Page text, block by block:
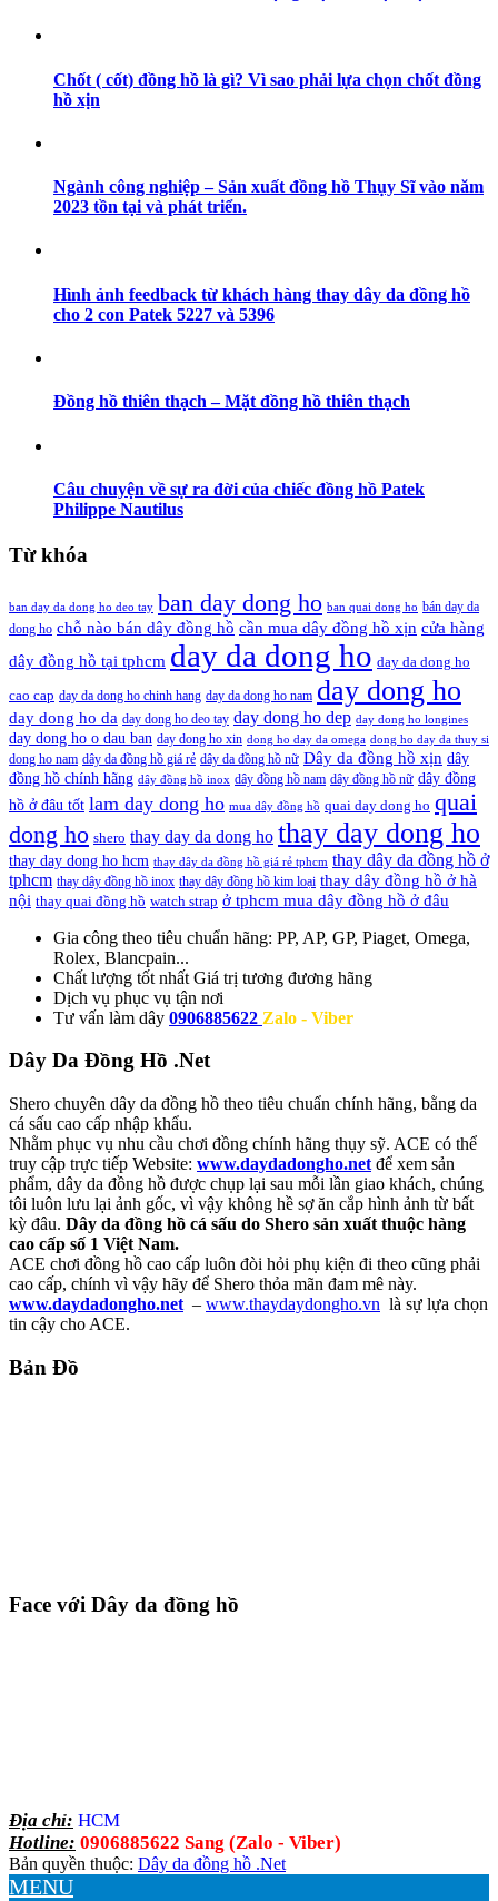
Chốt ( cốt) đồng hồ là gì? Vì sao phải lựa chọn chốt đồng
hồ xịn
Ngành công nghiệp – Sản xuất đồng hồ Thụy Sĩ vào năm
2023 tồn tại và phát triển.
Hình ảnh feedback từ khách hàng thay dây da đồng hồ
cho 2 con Patek 5227 và 5396
Đồng hồ thiên thạch – Mặt đồng hồ thiên thạch
Câu chuyện về sự ra đời của chiếc đồng hồ Patek
Philippe Nautilus
Từ khóa
ban day da dong ho deo tay ban day dong ho ban quai dong ho bán day da
dong ho chỗ nào bán dây đồng hồ cần mua dây đồng hồ xịn cửa hàng
dây đồng hồ tại tphcm day da dong ho day da dong ho
cao cap day da dong ho chinh hang day da dong ho nam day dong ho
day dong ho da day dong ho deo tay day dong ho dep day dong ho longines
day dong ho o dau ban day dong ho xin dong ho day da omega dong ho day da thuy si
dong ho nam dây da đồng hồ giá rẻ dây da đồng hồ nữ Dây da đồng hồ xịn dây
đồng hồ chính hãng dây đồng hồ inox dây đồng hồ nam dây đồng hồ nữ dây đồng
hồ ở đâu tốt lam day dong ho mua dây đồng hồ quai day dong ho quai
dong ho shero thay day da dong ho thay day dong ho
thay day dong ho hcm thay dây da đồng hồ giá rẻ tphcm thay dây da đồng hồ ở
tphcm thay dây đồng hồ inox thay dây đồng hồ kim loại thay dây đồng hồ ở hà
nội thay quai đồng hồ watch strap ở tphcm mua dây đồng hồ ở đâu
Gia công theo tiêu chuẩn hãng: PP, AP, GP, Piaget, Omega,
Rolex, Blancpain...
Chất lượng tốt nhất Giá trị tương đương hãng
Dịch vụ phục vụ tận nơi
Tư vấn làm dây 0906885622 Zalo - Viber
Dây Da Đồng Hồ .Net
Shero chuyên dây da đồng hồ theo tiêu chuẩn chính hãng, bằng da
cá sấu cao cấp nhập khẩu.
Nhằm phục vụ nhu cầu chơi đồng chính hãng thụy sỹ. ACE có thể
truy cập trực tiếp Website: www.daydadongho.net để xem sản
phẩm, dây da đồng hồ được chụp lại sau mỗi lần giao khách, chúng
tôi luôn lưu lại ảnh gốc, vì vậy không hề sợ ăn cắp hình ảnh từ bất
kỳ đâu. Dây da đồng hồ cá sấu do Shero sản xuất thuộc hàng
cao cấp số 1 Việt Nam.
ACE chơi đồng hồ cao cấp luôn đòi hỏi phụ kiện đi theo cũng phải
cao cấp, chính vì vậy hãy để Shero thỏa mãn đam mê này.
www.daydadongho.net – www.thaydaydongho.vn là sự lựa chọn
tin cậy cho ACE.
Bản Đồ
Face với Dây da đồng hồ
Địa chỉ: HCM
Hotline: 0906885622 Sang (Zalo - Viber)
Bản quyền thuộc: Dây da đồng hồ .Net
MENU